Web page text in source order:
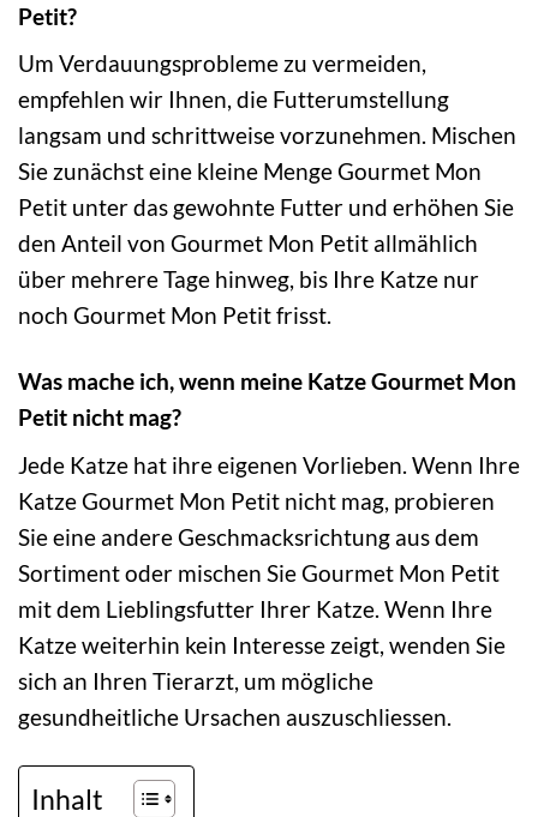
Petit?
Um Verdauungsprobleme zu vermeiden,
empfehlen wir Ihnen, die Futterumstellung
langsam und schrittweise vorzunehmen. Mischen
Sie zunächst eine kleine Menge Gourmet Mon
Petit unter das gewohnte Futter und erhöhen Sie
den Anteil von Gourmet Mon Petit allmählich
über mehrere Tage hinweg, bis Ihre Katze nur
noch Gourmet Mon Petit frisst.
Was mache ich, wenn meine Katze Gourmet Mon
Petit nicht mag?
Jede Katze hat ihre eigenen Vorlieben. Wenn Ihre
Katze Gourmet Mon Petit nicht mag, probieren
Sie eine andere Geschmacksrichtung aus dem
Sortiment oder mischen Sie Gourmet Mon Petit
mit dem Lieblingsfutter Ihrer Katze. Wenn Ihre
Katze weiterhin kein Interesse zeigt, wenden Sie
sich an Ihren Tierarzt, um mögliche
gesundheitliche Ursachen auszuschliessen.
Inhalt